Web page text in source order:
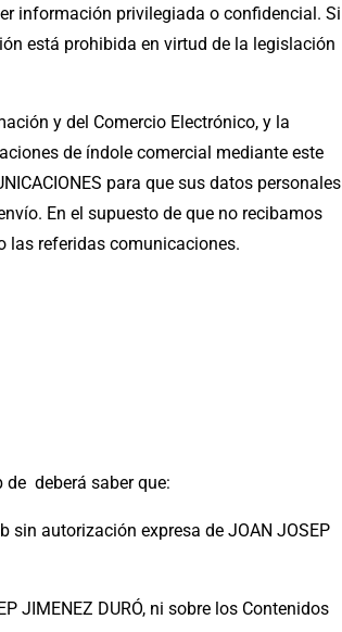
información privilegiada o confidencial. Si
está prohibida en virtud de la legislación
y del Comercio Electrónico, y la
de índole comercial mediante este
para que sus datos personales
En el supuesto de que no recibamos
las referidas comunicaciones.
de deberá saber que:
sin autorización expresa de JOAN JOSEP
JIMENEZ DURÓ, ni sobre los Contenidos